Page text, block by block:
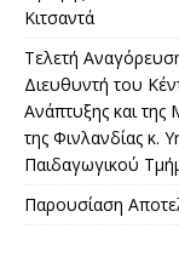
Κιτσαντά
Τελετή
Διευθυντή του
Ανάπτυξης και της
της Φινλανδίας κ.
Παιδαγωγικού
Παρουσίαση